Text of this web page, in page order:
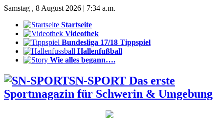
Samstag , 8 August 2026 | 7:34 a.m.
Startseite
Videothek
Bundesliga 17/18 Tippspiel
Hallenfußball
Wie alles begann….
SN-SPORT Das erste
Sportmagazin für Schwerin & Umgebung